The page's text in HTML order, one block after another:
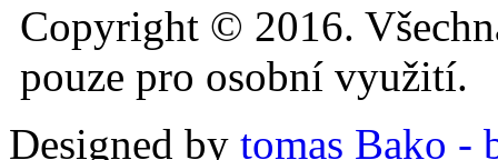
Copyright © 2016.
pouze pro osobní využití.
Designed by tomas Bako -